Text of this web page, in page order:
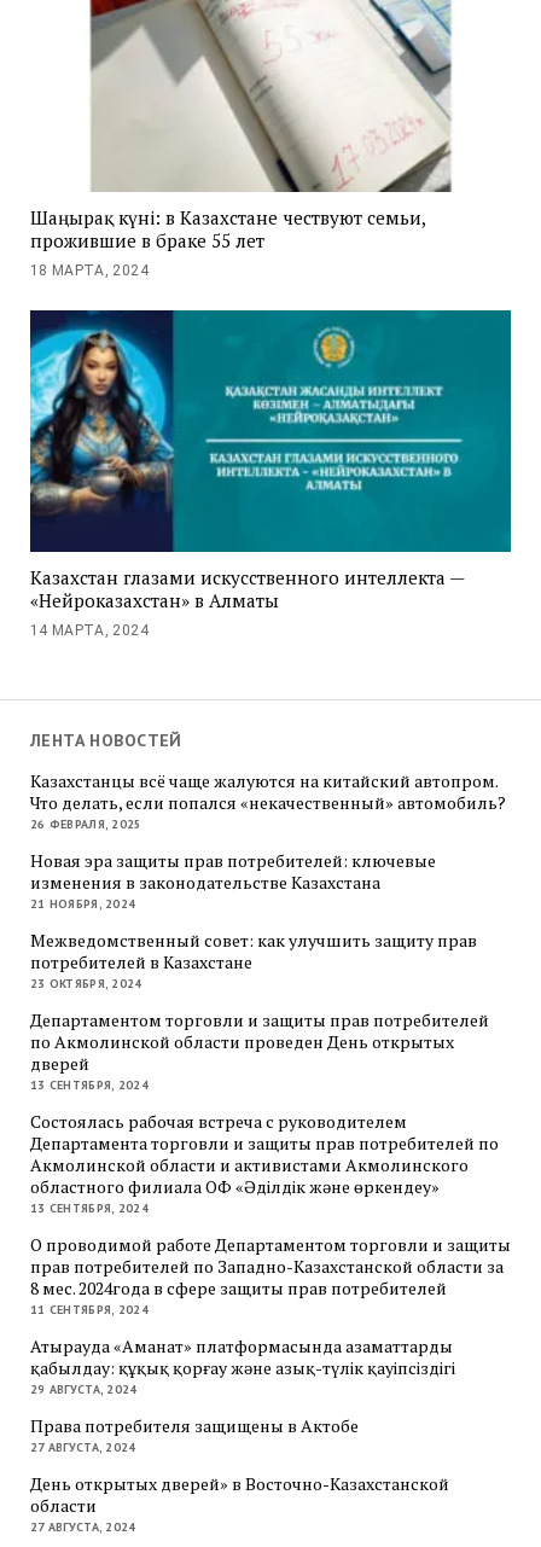
Шаңырақ күні: в Казахстане чествуют семьи,
прожившие в браке 55 лет
18 МАРТА, 2024
Казахстан глазами искусственного интеллекта —
«Нейроказахстан» в Алматы
14 МАРТА, 2024
ЛЕНТА НОВОСТЕЙ
Казахстанцы всё чаще жалуются на китайский автопром.
Что делать, если попался «некачественный» автомобиль?
26 ФЕВРАЛЯ, 2025
Новая эра защиты прав потребителей: ключевые
изменения в законодательстве Казахстана
21 НОЯБРЯ, 2024
Межведомственный совет: как улучшить защиту прав
потребителей в Казахстане
23 ОКТЯБРЯ, 2024
Департаментом торговли и защиты прав потребителей
по Акмолинской области проведен День открытых
дверей
13 СЕНТЯБРЯ, 2024
Состоялась рабочая встреча с руководителем
Департамента торговли и защиты прав потребителей по
Акмолинской области и активистами Акмолинского
областного филиала ОФ «Әділдік және өркендеу»
13 СЕНТЯБРЯ, 2024
О проводимой работе Департаментом торговли и защиты
прав потребителей по Западно-Казахстанской области за
8 мес. 2024года в сфере защиты прав потребителей
11 СЕНТЯБРЯ, 2024
Атырауда «Аманат» платформасында азаматтарды
қабылдау: құқық қорғау және азық-түлік қауіпсіздігі
29 АВГУСТА, 2024
Права потребителя защищены в Актобе
27 АВГУСТА, 2024
День открытых дверей» в Восточно-Казахстанской
области
27 АВГУСТА, 2024